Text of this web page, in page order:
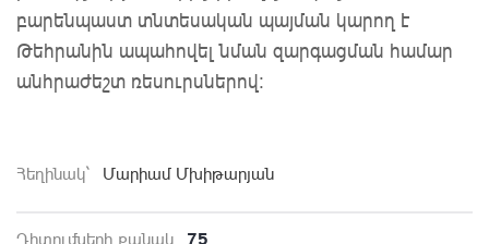
բարենպաստ տնտեսական պայման կարող է
Թեհրանին ապահովել նման զարգացման համար
անհրաժեշտ ռեսուրսներով։
Հեղինակ` Մարիամ Մխիթարյան
Դիտումների քանակ 75